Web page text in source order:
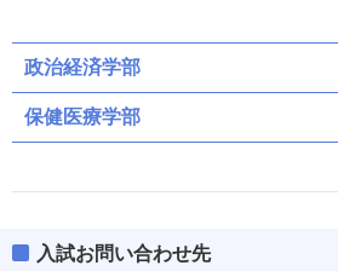
政治経済学部
保健医療学部
入試お問い合わせ先